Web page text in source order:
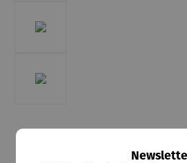
Schmuckset | Kette &